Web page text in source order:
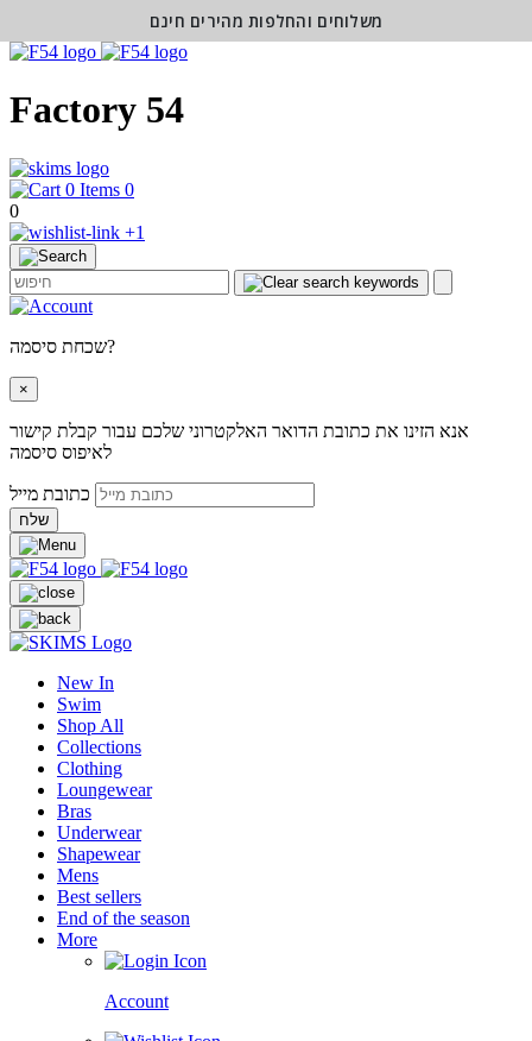
Factory 54
0
0
+1
שכחת סיסמה?
×
אנא הזינו את כתובת הדואר האלקטרוני שלכם עבור קבלת קישור
לאיפוס סיסמה
שלח
New In
Swim
Shop All
Collections
Clothing
Loungewear
Bras
Underwear
Shapewear
Mens
Best sellers
End of the season
More
Account
משלוחים והחלפות מהירים חינם